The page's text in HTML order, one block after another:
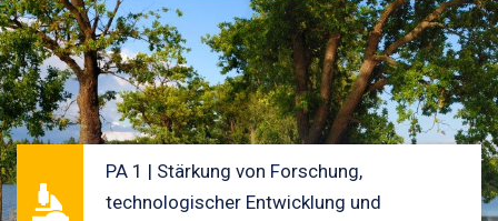
PA 1 | Stärkung von Forschung,
technologischer Entwicklung und